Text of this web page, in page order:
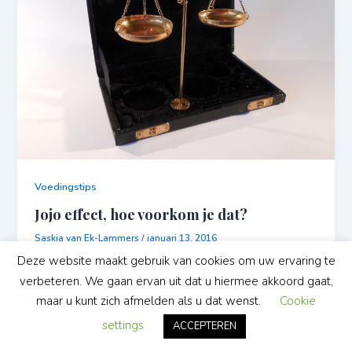
Voedingstips
Jojo effect, hoe voorkom je dat?
Saskia van Ek-Lammers/januari 13, 2016
Deze website maakt gebruik van cookies om uw ervaring te
verbeteren. We gaan ervan uit dat u hiermee akkoord gaat,
maar u kunt zich afmelden als u dat wenst.
Cookie
settings
ACCEPTEREN